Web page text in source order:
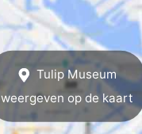
Tulip Museum
weergeven op de kaart